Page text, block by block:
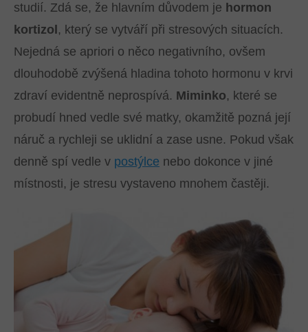
studií. Zdá se, že hlavním důvodem je hormon
kortizol , který se vytváří při stresových situacích.
Nejedná se apriori o něco negativního, ovšem
dlouhodobě zvýšená hladina tohoto hormonu v krvi
zdraví evidentně neprospívá. Miminko, které se
probudí hned vedle své matky, okamžitě pozná její
náruč a rychleji se uklidní a zase usne. Pokud však
denně spí vedle v postýlce nebo dokonce v jiné
místnosti, je stresu vystaveno mnohem častěji.